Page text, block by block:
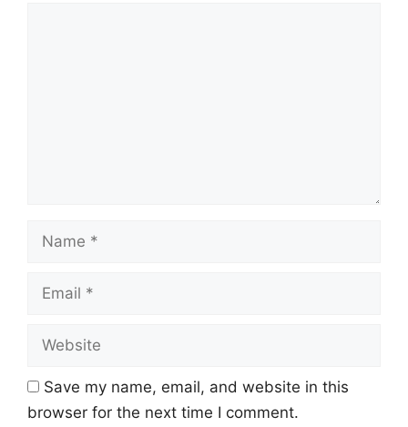
Save my name, email, and website in this
browser for the next time I comment.